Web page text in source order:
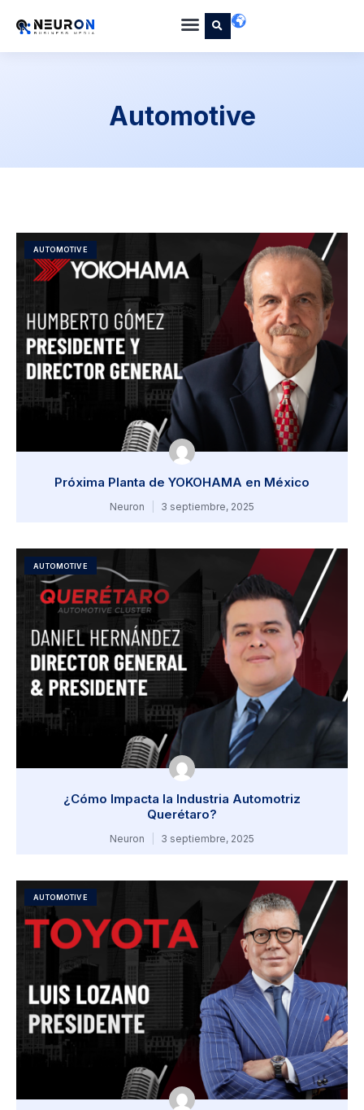
Automotive
AUTOMOTIVE
Próxima Planta de YOKOHAMA en México
Neuron 3 septiembre, 2025
AUTOMOTIVE
¿Cómo Impacta la Industria Automotriz
Querétaro?
Neuron 3 septiembre, 2025
AUTOMOTIVE